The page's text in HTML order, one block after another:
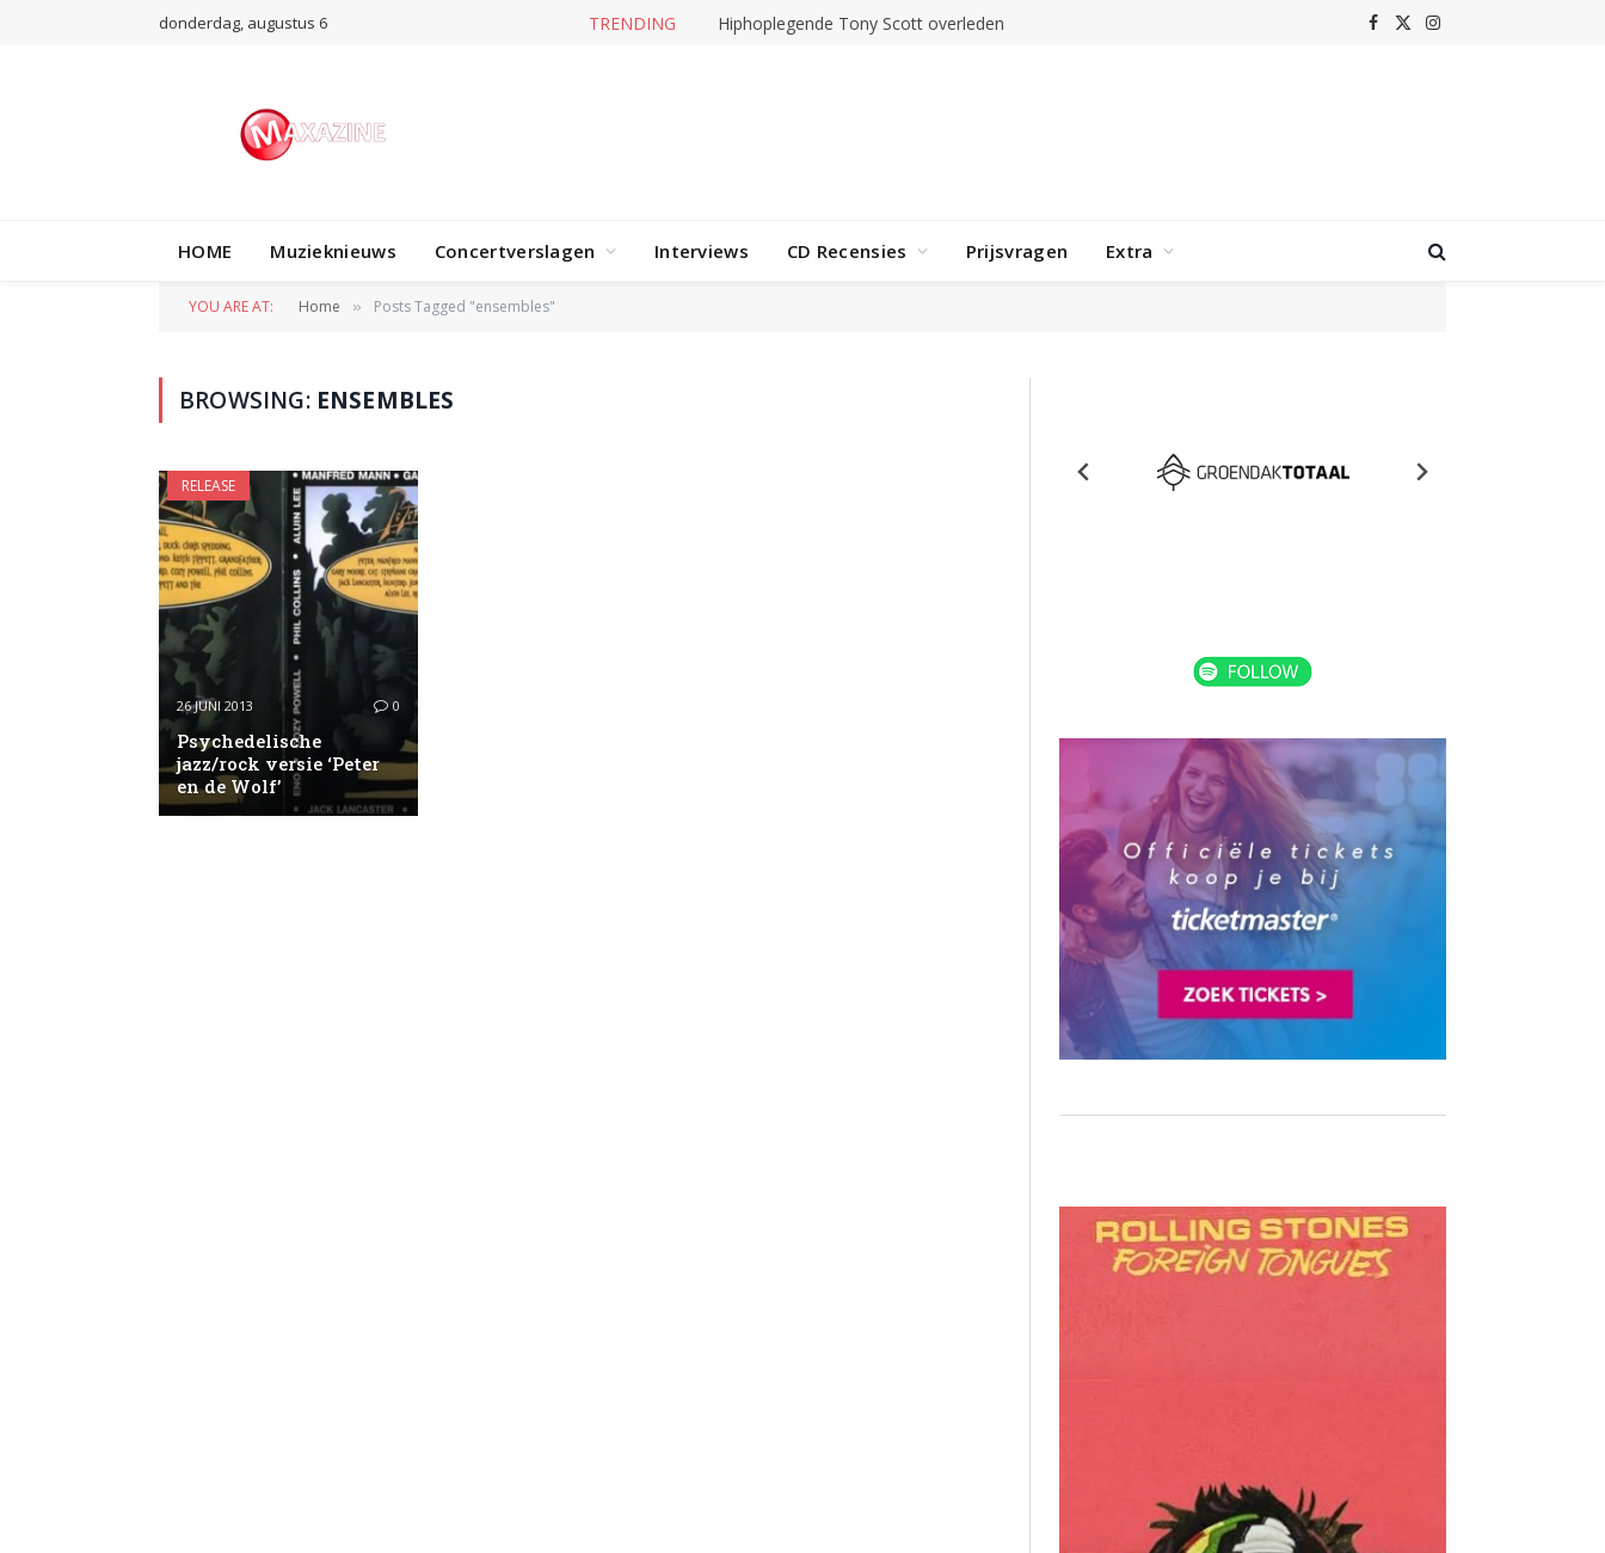
donderdag, augustus 6 TRENDING Hiphoplegende Tony Scott overleden Facebook
X
Instagram
HOME Muzieknieuws Concertverslagen Interviews CD Recensies Prijsvragen Extra
YOU ARE AT: Home » Posts Tagged "ensembles"
BROWSING: ENSEMBLES
RELEASE
26 JUNI 2013 0
Psychedelische
jazz/rock versie ‘Peter
en de Wolf’